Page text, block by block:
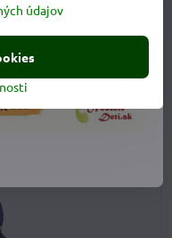
Nasledujúci produkt
údajov